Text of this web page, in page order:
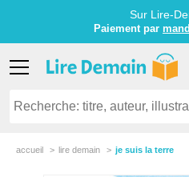
Sur Lire-
Paiement par
accueil lire demain je suis la terre